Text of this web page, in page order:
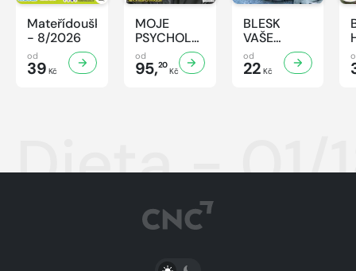
Mateřídouška
- 8/2026
od
39 Kč
MOJE
PSYCHOLOGIE
- 8/2026
od
95,20
Kč
BLESK
VAŠE
RECEPTY -
8/2026
od
22 Kč
Dieta - 01/
PŘEPNOUT SVĚTLÝ/TMAVÝ REŽIM